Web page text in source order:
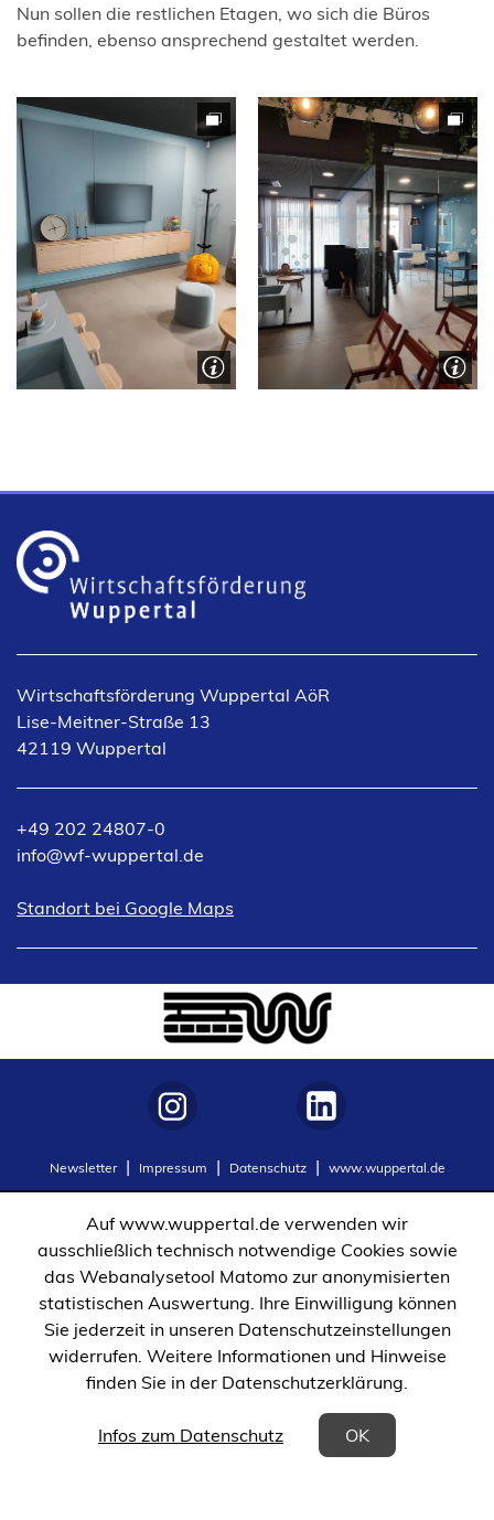
Nun sollen die restlichen Etagen, wo sich die Büros
befinden, ebenso ansprechend gestaltet werden.
Wirtschaftsförderung Wuppertal AöR
Lise-Meitner-Straße 13
42119 Wuppertal
+49 202 24807-0
info
wf-wuppertal de
Standort bei Google Maps
(Öffnet
neuen
Newsletter
in
Impressum Datenschutz www.wuppertal.de
in
Auf www.wuppertal.de verwenden wir
ausschließlich technisch notwendige Cookies sowie
das Webanalysetool Matomo zur anonymisierten
statistischen Auswertung. Ihre Einwilligung können
Sie jederzeit in unseren Datenschutzeinstellungen
widerrufen. Weitere Informationen und Hinweise
finden Sie in der Datenschutzerklärung.
Infos zum Datenschutz
(Öffnet in einem neuen Tab) OK